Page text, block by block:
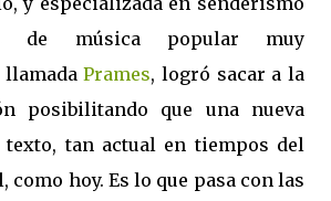
de música popular muy
llamadaPrames, logró sacar a la
posibilitando que una nueva
texto, tan actual en tiempos del
como hoy. Es lo que pasa con las